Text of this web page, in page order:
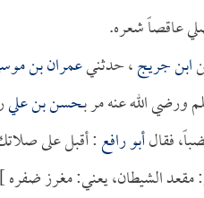
عاقصاً شعره.
ابن جريج، حدثنيعمران بن
ورضي الله عنه مر بـحسن بن علي
فقالأبو رافع: أقبل على
مقعد الشيطان، يعني: مغرز